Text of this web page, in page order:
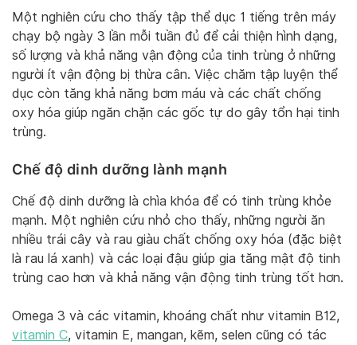
Một nghiên cứu cho thấy tập thể dục 1 tiếng trên máy
chạy bộ ngày 3 lần mỗi tuần đủ để cải thiện hình dạng,
số lượng và khả năng vận động của tinh trùng ở những
người ít vận động bị thừa cân. Việc chăm tập luyện thể
dục còn tăng khả năng bơm máu và các chất chống
oxy hóa giúp ngăn chặn các gốc tự do gây tổn hại tinh
trùng.
Chế độ dinh dưỡng lành mạnh
Chế độ dinh dưỡng là chìa khóa để có tinh trùng khỏe
mạnh. Một nghiên cứu nhỏ cho thấy, những người ăn
nhiều trái cây và rau giàu chất chống oxy hóa (đặc biệt
là rau lá xanh) và các loại đậu giúp gia tăng mật độ tinh
trùng cao hơn và khả năng vận động tinh trùng tốt hơn.
Omega 3 và các vitamin, khoáng chất như vitamin B12,
vitamin C, vitamin E, mangan, kẽm, selen cũng có tác